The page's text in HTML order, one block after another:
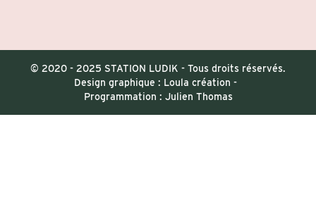
© 2020 - 2025 STATION LUDIK - Tous droits réservés.
Design graphique : Loula création -
Programmation : Julien Thomas